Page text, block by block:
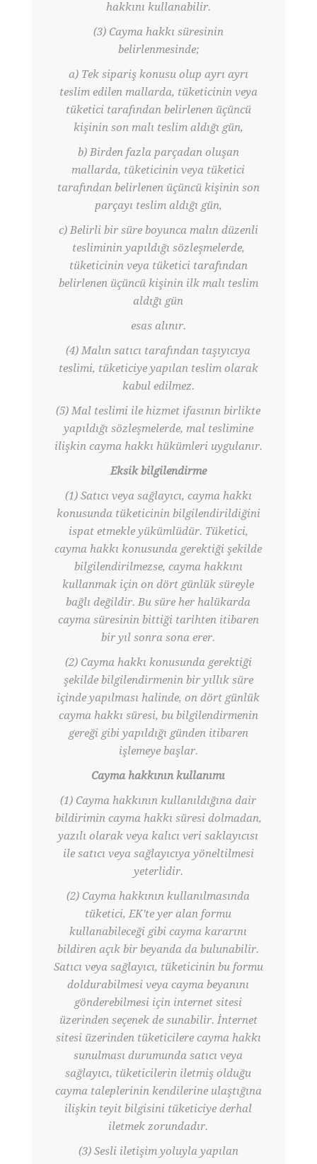
hakkını kullanabilir.
(3) Cayma hakkı süresinin
belirlenmesinde;
a) Tek sipariş konusu olup ayrı ayrı
teslim edilen mallarda, tüketicinin veya
tüketici tarafından belirlenen üçüncü
kişinin son malı teslim aldığı gün,
b) Birden fazla parçadan oluşan
mallarda, tüketicinin veya tüketici
tarafından belirlenen üçüncü kişinin son
parçayı teslim aldığı gün,
c) Belirli bir süre boyunca malın düzenli
tesliminin yapıldığı sözleşmelerde,
tüketicinin veya tüketici tarafından
belirlenen üçüncü kişinin ilk malı teslim
aldığı gün
esas alınır.
(4) Malın satıcı tarafından taşıyıcıya
teslimi, tüketiciye yapılan teslim olarak
kabul edilmez.
(5) Mal teslimi ile hizmet ifasının birlikte
yapıldığı sözleşmelerde, mal teslimine
ilişkin cayma hakkı hükümleri uygulanır.
Eksik bilgilendirme
(1) Satıcı veya sağlayıcı, cayma hakkı
konusunda tüketicinin bilgilendirildiğini
ispat etmekle yükümlüdür. Tüketici,
cayma hakkı konusunda gerektiği şekilde
bilgilendirilmezse, cayma hakkını
kullanmak için on dört günlük süreyle
bağlı değildir. Bu süre her halükarda
cayma süresinin bittiği tarihten itibaren
bir yıl sonra sona erer.
(2) Cayma hakkı konusunda gerektiği
şekilde bilgilendirmenin bir yıllık süre
içinde yapılması halinde, on dört günlük
cayma hakkı süresi, bu bilgilendirmenin
gereği gibi yapıldığı günden itibaren
işlemeye başlar.
Cayma hakkının kullanımı
(1) Cayma hakkının kullanıldığına dair
bildirimin cayma hakkı süresi dolmadan,
yazılı olarak veya kalıcı veri saklayıcısı
ile satıcı veya sağlayıcıya yöneltilmesi
yeterlidir.
(2) Cayma hakkının kullanılmasında
tüketici, EK'te yer alan formu
kullanabileceği gibi cayma kararını
bildiren açık bir beyanda da bulunabilir.
Satıcı veya sağlayıcı, tüketicinin bu formu
doldurabilmesi veya cayma beyanını
gönderebilmesi için internet sitesi
üzerinden seçenek de sunabilir. İnternet
sitesi üzerinden tüketicilere cayma hakkı
sunulması durumunda satıcı veya
sağlayıcı, tüketicilerin iletmiş olduğu
cayma taleplerinin kendilerine ulaştığına
ilişkin teyit bilgisini tüketiciye derhal
iletmek zorundadır.
(3) Sesli iletişim yoluyla yapılan